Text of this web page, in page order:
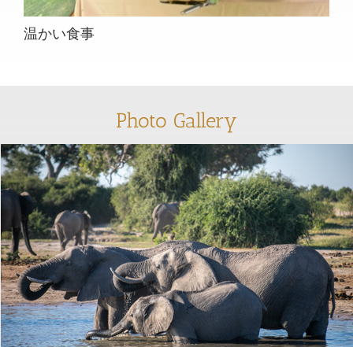
温かい食事
Photo Gallery